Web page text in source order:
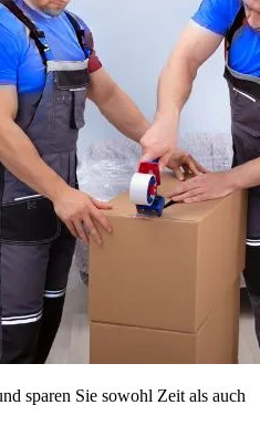
sparen Sie sowohl Zeit als auch